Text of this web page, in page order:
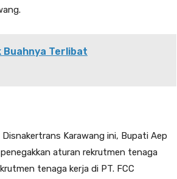
Buahnya Terlibat
Karawang ini, Bupati Aep
aturan rekrutmen tenaga
tenaga kerja di PT. FCC